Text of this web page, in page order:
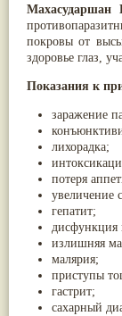
Махасударшан
покровы от
здоровье глаз,
Показания к
заражение
лихорадка;
потеря
увеличение
гепатит;
дисфункция
излишняя
малярия;
приступы
гастрит;
сахарный
Мурва(9)
Птерокарпус
Юстиция
Жасмин (8)
Касторовое масло
Мята(8)
Пушкара(8)
more...